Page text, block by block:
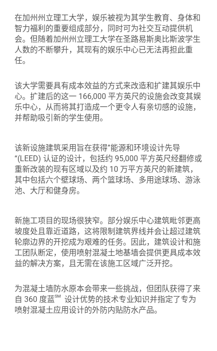
在加州州立理工大学，娱乐被视为其学生教育、身体和
智力福利的重要组成部分，同时可为社交互动提供机
会。但随着加州州立理工大学在圣路易斯奥比斯波学生
人数的不断攀升，其现有的娱乐中心已无法再担此重
任。
该大学需要具有成本效益的方式来改造和扩建其娱乐中
心。扩建后的这一 166,000 平方英尺的设施会改变其娱
乐中心，从而将其打造成一个更令人有亲切感的设施，
并帮助吸引新的学生使用。
该新设施建筑采用旨在获得”能源和环境设计先导
“(LEED) 认证的设计，包括约 95,000 平方英尺经翻修或
重新改装的现有区域以及约 10 万平方英尺的新建筑，
其中包括六个壁球场、两个篮球场、多用途球场、游泳
池、大厅和健身房。
新施工项目的现场很狭窄。部分娱乐中心建筑毗邻更高
坡度处且靠近道路，这将限制建筑界线并会让超过建筑
轮廓边界的开挖成为艰难的任务。因此，建筑设计和施
工团队断定，使用喷射混凝土地基墙会提供更具成本效
益的解决方案，且无需在该施工区域广泛开挖。
为混凝土墙防水原本会带来一些挑战，但团队获得了来
自 360 度蓝sm
设计优势的技术专业知识并指定了专为
喷射混凝土应用设计的外防内贴防水产品。